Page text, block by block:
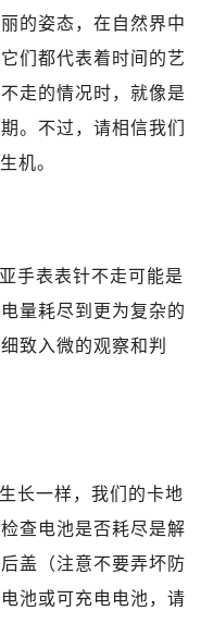
的姿态，在自然界中
们都代表着时间的艺
走的情况时，就像是
。不过，请相信我们
机。
手表表针不走可能是
量耗尽到更为复杂的
致入微的观察和判
长一样，我们的卡地
查电池是否耗尽是解
盖（注意不要弄坏防
池或可充电电池，请